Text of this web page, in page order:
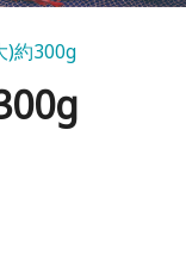
)約300g